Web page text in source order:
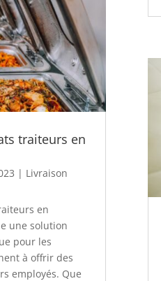
traiteurs en
| Livraison
en
une solution
pour les
à offrir des
employés. Que